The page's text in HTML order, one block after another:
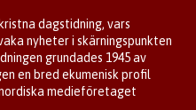
dagstidning, vars
nyheter i skärningspunkten
grundades 1945 av
en bred ekumenisk profil
medieföretaget